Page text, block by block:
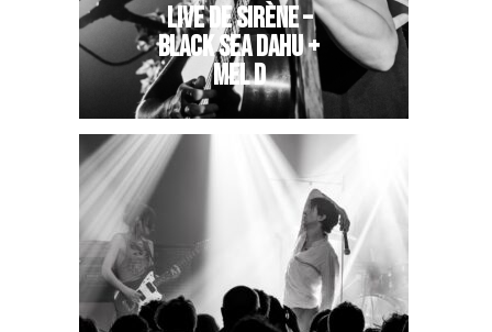
LIVE DE SIRÈNE –
BLACK SEA DAHU +
MEL D